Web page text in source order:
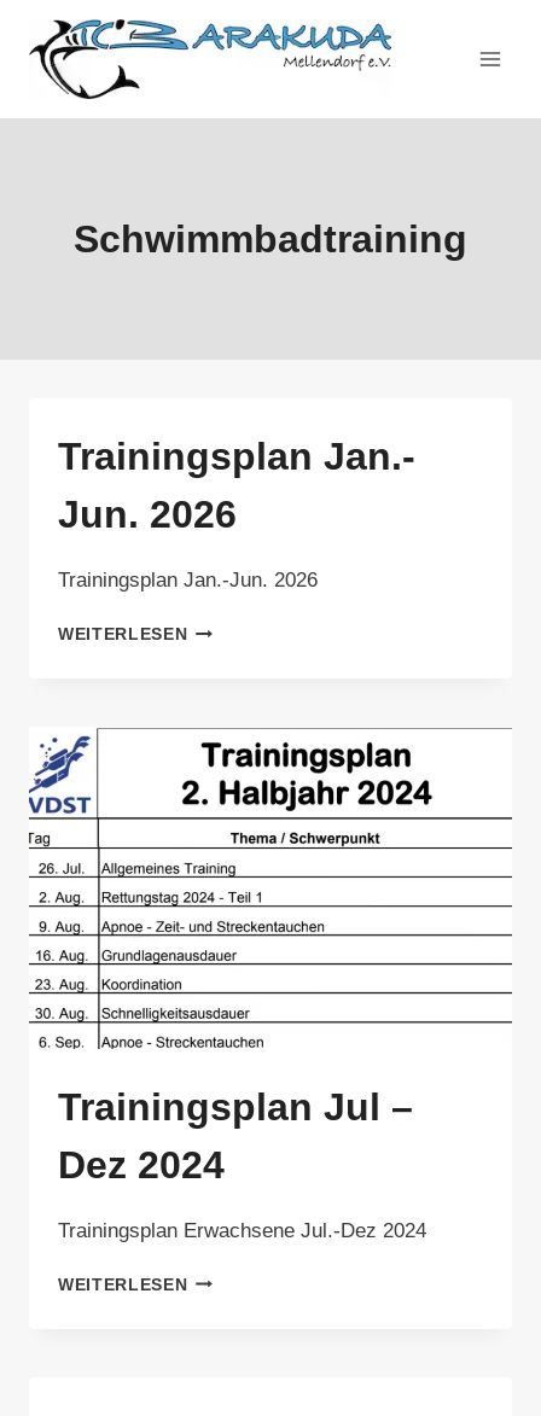
Inhalt
springen
Schwimmbadtraining
Trainingsplan Jan.-
Jun. 2026
Trainingsplan Jan.-Jun. 2026
WEITERLESENTRAININGSPLAN
Trainingsplan Jul –
Dez 2024
Trainingsplan Erwachsene Jul.-Dez 2024
WEITERLESENTRAININGSPLAN